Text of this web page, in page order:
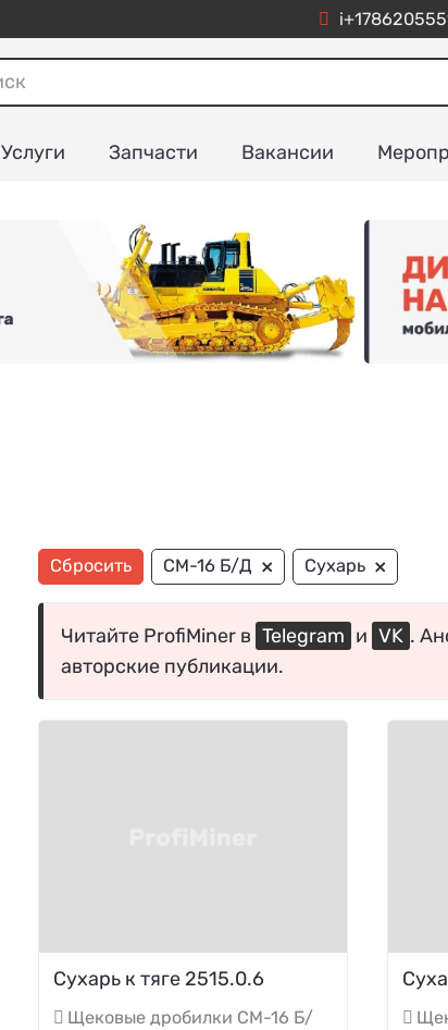
Услуги Запчасти Вакансии
Сбросить СМ-16 Б/Д × Сухарь ×
Читайте ProfiMiner в Telegram и VK .
авторские публикации.
Сухарь к тяге 2515.0.6
Щековые дробилки СМ-16 Б/